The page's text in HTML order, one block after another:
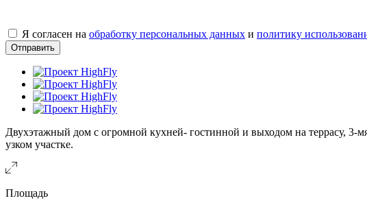
Я согласен на обработку персональных данных и политику
Двухэтажный дом с огромной кухней- гостинной и выходом на террасу, 3-
узком участке.
Площадь